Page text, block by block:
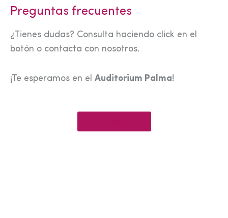
Preguntas frecuentes
¿Tienes dudas? Consulta haciendo click en el
botón o contacta con nosotros.
¡Te esperamos en el Auditorium Palma!